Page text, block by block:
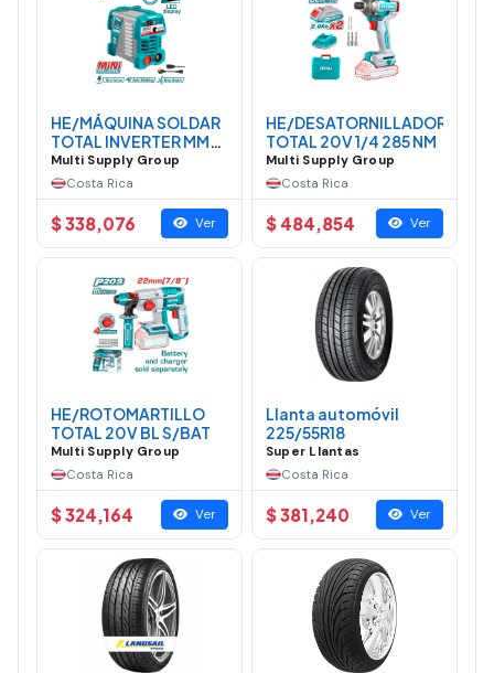
HE/MÁQUINA SOLDAR
TOTAL INVERTER MMA
MINI 130A
Multi Supply Group
Costa Rica
$ 338,076 Ver
HE/DESATORNILLADOR
TOTAL 20V 1/4 285 NM
Multi Supply Group
Costa Rica
$ 484,854 Ver
HE/ROTOMARTILLO
TOTAL 20V BL S/BAT
Multi Supply Group
Costa Rica
$ 324,164 Ver
Llanta automóvil
225/55R18
Super Llantas
Costa Rica
$ 381,240 Ver